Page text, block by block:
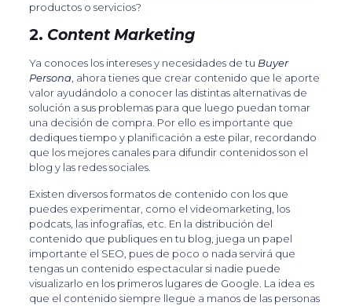
productos o servicios?
2. Content Marketing
Ya conoces los intereses y necesidades de tu Buyer
Persona, ahora tienes que crear contenido que le aporte
valor ayudándolo a conocer las distintas alternativas de
solución a sus problemas para que luego puedan tomar
una decisión de compra. Por ello es importante que
dediques tiempo y planificación a este pilar, recordando
que los mejores canales para difundir contenidos son el
blog y las redes sociales.
Existen diversos formatos de contenido con los que
puedes experimentar, como el videomarketing, los
podcats, las infografías, etc. En la distribución del
contenido que publiques en tu blog, juega un papel
importante el SEO, pues de poco o nada servirá que
tengas un contenido espectacular si nadie puede
visualizarlo en los primeros lugares de Google. La idea es
que el contenido siempre llegue a manos de las personas